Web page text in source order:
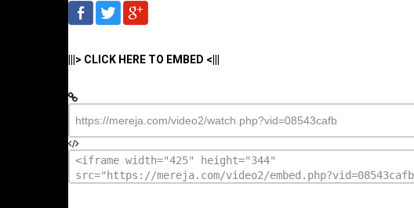
|||> CLICK HERE TO EMBED <|||